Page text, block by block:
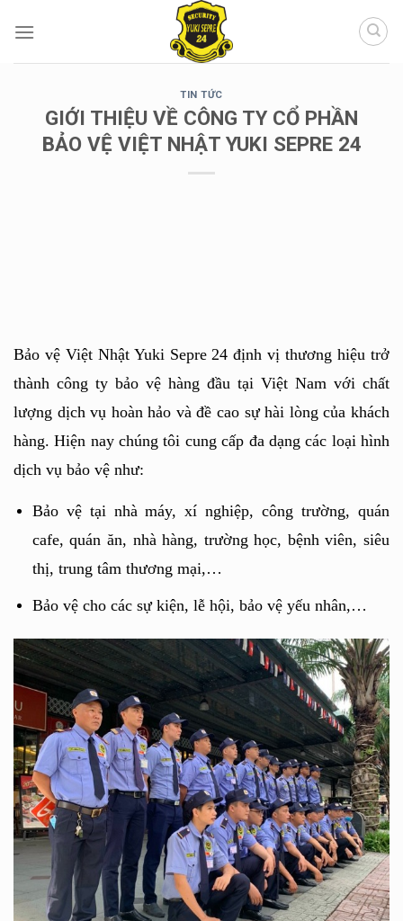
đến
TIN TỨC
GIỚI THIỆU VỀ CÔNG TY CỔ PHẦN
BẢO VỆ VIỆT NHẬT YUKI SEPRE 24
Bảo vệ Việt Nhật Yuki Sepre 24 định vị thương hiệu trở
thành công ty bảo vệ hàng đầu tại Việt Nam với chất
lượng dịch vụ hoàn hảo và đề cao sự hài lòng của khách
hàng. Hiện nay chúng tôi cung cấp đa dạng các loại hình
dịch vụ bảo vệ như:
Bảo vệ tại nhà máy, xí nghiệp, công trường, quán
cafe, quán ăn, nhà hàng, trường học, bệnh viên, siêu
thị, trung tâm thương mại,…
Bảo vệ cho các sự kiện, lễ hội, bảo vệ yếu nhân,…